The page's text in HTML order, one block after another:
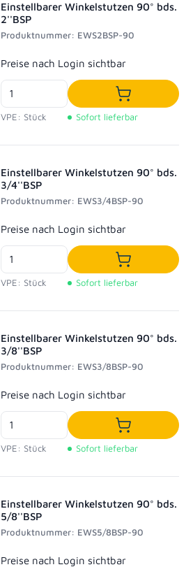
Einstellbarer Winkelstutzen 90° bds.
2''BSP
Produktnummer: EWS2BSP-90
Regulärer Preis:
Preise nach Login sichtbar
VPE: Stück
In den
Sofort lieferbar
Einstellbarer Winkelstutzen 90° bds.
3/4''BSP
Produktnummer: EWS3/4BSP-90
Regulärer Preis:
Preise nach Login sichtbar
VPE: Stück
In den
Sofort lieferbar
Einstellbarer Winkelstutzen 90° bds.
3/8''BSP
Produktnummer: EWS3/8BSP-90
Regulärer Preis:
Preise nach Login sichtbar
VPE: Stück
In den
Sofort lieferbar
Einstellbarer Winkelstutzen 90° bds.
5/8''BSP
Produktnummer: EWS5/8BSP-90
Regulärer Preis:
Preise nach Login sichtbar